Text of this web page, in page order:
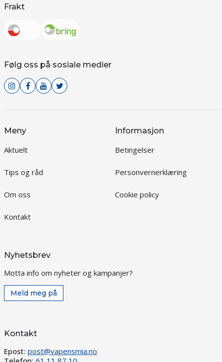
Frakt
Følg oss på sosiale medier
Meny
Aktuelt
Tips og råd
Om oss
Kontakt
Informasjon
Betingelser
Personvernerklæring
Cookie policy
Nyhetsbrev
Motta info om nyheter og kampanjer?
Meld meg på
Kontakt
Epost: post@vapensmia.no